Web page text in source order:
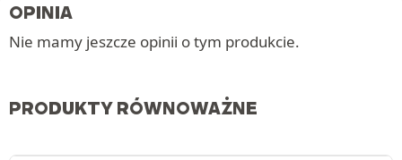
OPINIA
Nie mamy jeszcze opinii o tym produkcie.
PRODUKTY RÓWNOWAŻNE